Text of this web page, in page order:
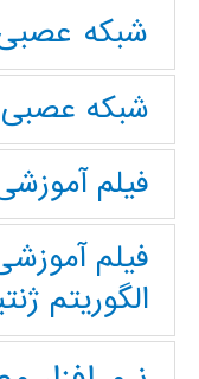
شبکه
شبکه
فیلم
فیلم
الگوریتم